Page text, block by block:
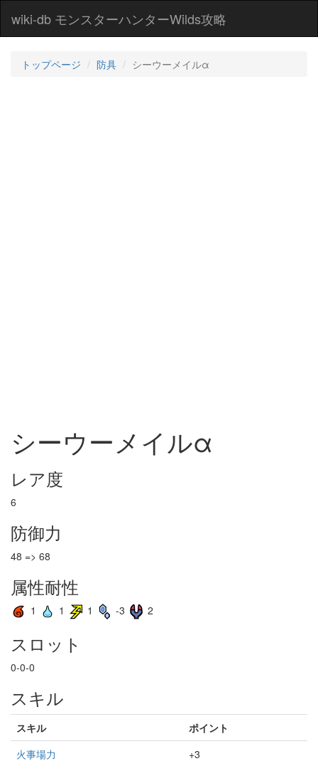
wiki-db モンスターハンターWilds攻略
トップページ 防具 シーウーメイルα
シーウーメイルα
レア度
6
防御力
48 => 68
属性耐性
1 1 1 -3 2
スロット
0-0-0
スキル
スキル
ポイント
火事場力
+3